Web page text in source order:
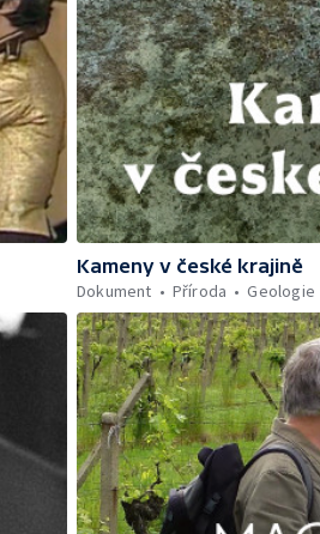
Kameny v české krajině
Dokument
Příroda Geologie